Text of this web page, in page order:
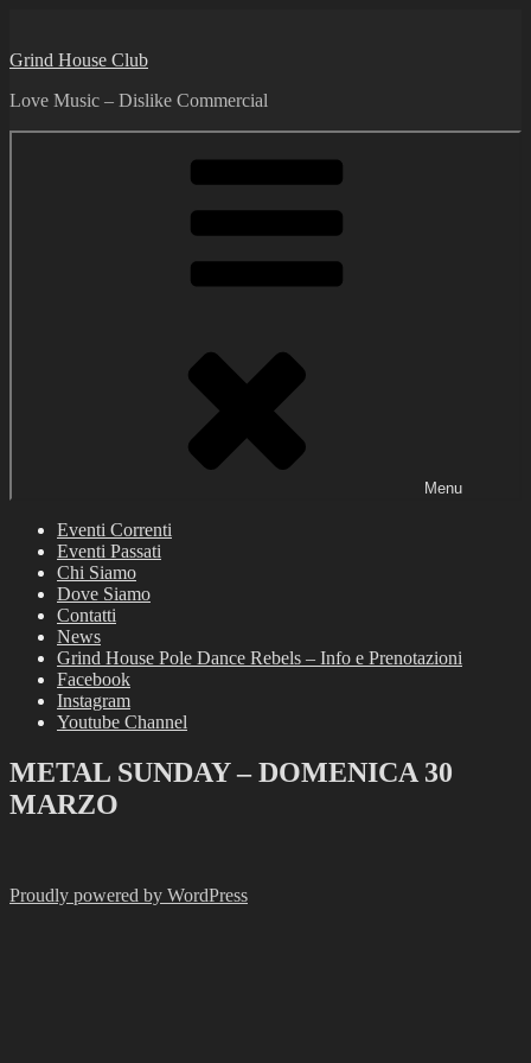
content
Grind House Club
Love Music – Dislike Commercial
Menu
Eventi Correnti
Eventi Passati
Chi Siamo
Dove Siamo
Contatti
News
Grind House Pole Dance Rebels – Info e Prenotazioni
Facebook
Instagram
Youtube Channel
METAL SUNDAY – DOMENICA 30
MARZO
Proudly powered by WordPress